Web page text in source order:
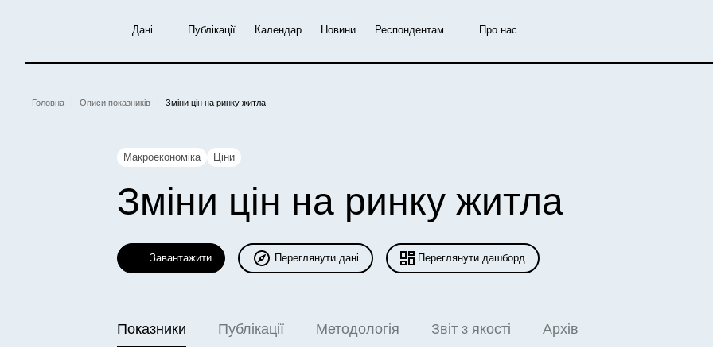
Дані Публікації Календар Новини Респондентам Про нас
Рядок
навіґації
Головна Описи показників Зміни цін на ринку житла
Макроекономіка Ціни
Зміни цін на ринкужитла
Завантажити Переглянути дані Переглянути дашборд
Показники
(активна вкладка)
Публікації Методологія Звіт з якості Архів